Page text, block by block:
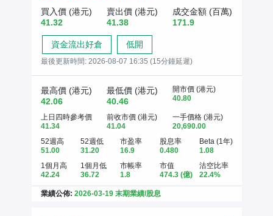
買入價 (港元)
41.32
賣出價 (港元)
41.38
成交金額 (百萬)
171.9
資金流出好倉 低開
最後更新時間: 2026-08-07 16:35 (15分鐘延遲)
最高價 (港元)
42.06
最低價 (港元)
40.46
開市價 (港元)
40.80
上日四時參考價
41.34
前收市價 (港元)
41.04
一手價格 (港元)
20,690.00
52週高
51.00
52週低
31.20
市盈率
16.9
股息率
0.480
Beta (1年)
1.08
1個月高
42.24
1個月低
36.72
市帳率
1.8
市值
474.3 (億)
沽空比率
22.4%
業績公佈: 2026-03-19 末期業績/股息